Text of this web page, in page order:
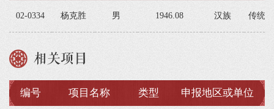
02-0334 杨克胜 男 1946.08 汉族 传统
相关项目
编号 项目名称 类型 申报地区或单位